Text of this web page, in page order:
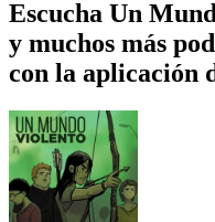
Escucha Un
y muchos más
con la aplicación